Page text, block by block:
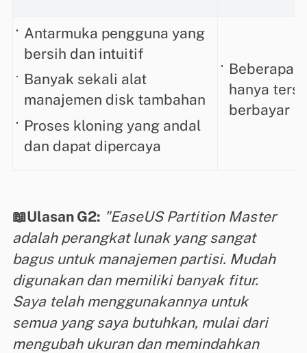
Antarmuka pengguna yang
bersih dan intuitif
Banyak sekali alat
manajemen disk tambahan
Proses kloning yang andal
dan dapat dipercaya
Beberapa
hanya
berbayar
📖Ulasan G2: "EaseUS Partition Master
adalah perangkat lunak yang sangat
bagus untuk manajemen partisi. Mudah
digunakan dan memiliki banyak fitur.
Saya telah menggunakannya untuk
semua yang saya butuhkan, mulai dari
mengubah ukuran dan memindahkan